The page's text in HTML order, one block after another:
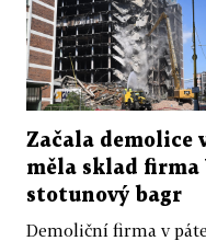
Začala demolice
měla sklad firma
stotunový bagr
Demoliční firma v